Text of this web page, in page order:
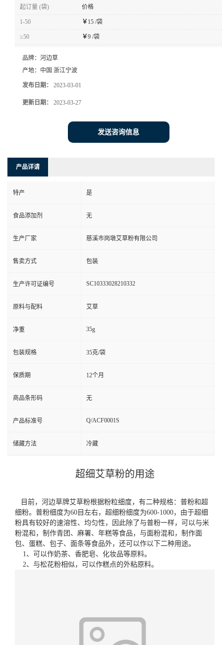
起订量 (袋) 价格
1-50 ￥ 15 /袋
≥50 ￥9 /袋
品牌： 河边草
产地： 中国 浙江宁波
发布日期： 2023-03-01
更新日期： 2023-03-27
发送咨询信息
产品详请
特产 是
食品添加剂 无
生产厂家 慈溪市岗墩艾草粉有限公司
售卖方式 包装
生产许可证编号 SC10333028210332
原料与配料 艾草
净重 35g
包装规格 35克/袋
保质期 12个月
商品条形码 无
产品标准号 Q/ACF0001S
储藏方法 冷藏
超细艾草粉的用途
目前，河边草牌艾草粉根据粉粒细度，有二种规格：普粉和超
细粉。普粉细度为60目左右，超细粉细度为600-1000，由于超细
粉具有较好的速溶性、均匀性，因此除了与普粉一样，可以与米
粉混和，制作青团、麻署、年糕等食品，与面粉混和，制作面
包、蛋糕、包子、面条等食品外，还可以作以下二种用途。
1、可以作奶茶、香肥皂、化妆品等原料。
2、与松花粉相似，可以作糕点的外粘原料。